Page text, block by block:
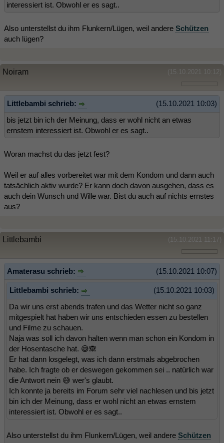
interessiert ist. Obwohl er es sagt..
Also unterstellst du ihm Flunkern/Lügen, weil andere Schützen
auch lügen?
(15.10.2021 10:12)
Noiram
(15.10.2021 10:03)
Littlebambi schrieb:
bis jetzt bin ich der Meinung, dass er wohl nicht an etwas
ernstem interessiert ist. Obwohl er es sagt..
Woran machst du das jetzt fest?
Weil er auf alles vorbereitet war mit dem Kondom und dann auch
tatsächlich aktiv wurde? Er kann doch davon ausgehen, dass es
auch dein Wunsch und Wille war. Bist du auch auf nichts ernstes
aus?
(15.10.2021 11:17)
Littlebambi
(15.10.2021 10:07)
Amaterasu schrieb:
(15.10.2021 10:03)
Littlebambi schrieb:
Da wir uns erst abends trafen und das Wetter nicht so ganz
mitgespielt hat haben wir uns entschieden essen zu bestellen
und Filme zu schauen.
Naja was soll ich davon halten wenn man schon ein Kondom in
der Hosentasche hat. 😅🙈
Er hat dann losgelegt, was ich dann erstmals abgebrochen
habe. Ich fragte ob er deswegen gekommen sei .. natürlich war
die Antwort nein 😅 wer's glaubt.
Ich konnte ja bereits im Forum sehr viel nachlesen und bis jetzt
bin ich der Meinung, dass er wohl nicht an etwas ernstem
interessiert ist. Obwohl er es sagt..
Also unterstellst du ihm Flunkern/Lügen, weil andere Schützen